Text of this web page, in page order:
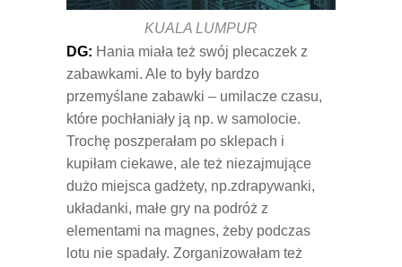
KUALA LUMPUR
DG: Hania miała też swój plecaczek z
zabawkami. Ale to były bardzo
przemyślane zabawki – umilacze czasu,
które pochłaniały ją np. w samolocie.
Trochę poszperałam po sklepach i
kupiłam ciekawe, ale też niezajmujące
dużo miejsca gadżety, np.zdrapywanki,
układanki, małe gry na podróż z
elementami na magnes, żeby podczas
lotu nie spadały. Zorganizowałam też